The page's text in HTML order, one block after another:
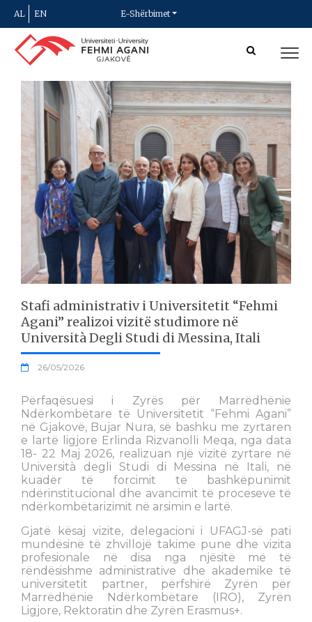
AL EN E-Shërbimet
Stafi administrativ i Universitetit “Fehmi
Agani” realizoi vizitë studimore në
Università Degli Studi di Messina, Itali
26/05/2026
Përfaqësuesi i Zyrës për Marrëdhënie
Ndërkombëtare të Universitetit “Fehmi Agani”
në Gjakovë, Bujar Nura, së bashku me zyrtaren
e lartë ligjore Erlinda Rizvanolli Meqa, nga data
18- 22 Maj 2026, realizuan një vizitë zyrtare në
Università degli Studi di Messina në Itali, në
kuadër të forcimit të bashkëpunimit
ndërinstitucional dhe avancimit të proceseve të
ndërkombëtarizimit në arsimin e lartë.
Gjatë kësaj vizite, delegacioni i UFAGJ-së pati
mundësinë të zhvillojë takime pune dhe vizita
profesionale në disa nga njësitë më të
rëndësishme administrative dhe akademike të
universitetit partner, përfshirë Zyrën për
Marrëdhënie Ndërkombëtare (IRO), Zyrën
Ligjore, Rektoratin dhe Zyrën Erasmus+.